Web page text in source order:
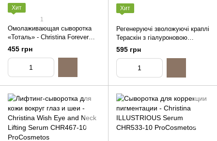
Хит
1
Омолаживающая сыворотка
«Тоталь» - Christina Forever
Young Total Renewal Serum,
10ml (распив)
455 грн
Хит
Регенеруючі зволожуючі краплі
Тераскін з гіалуроновою
кислотою - Christina Line Repair
Hydra Theraskin + HA, 5ml
595 грн